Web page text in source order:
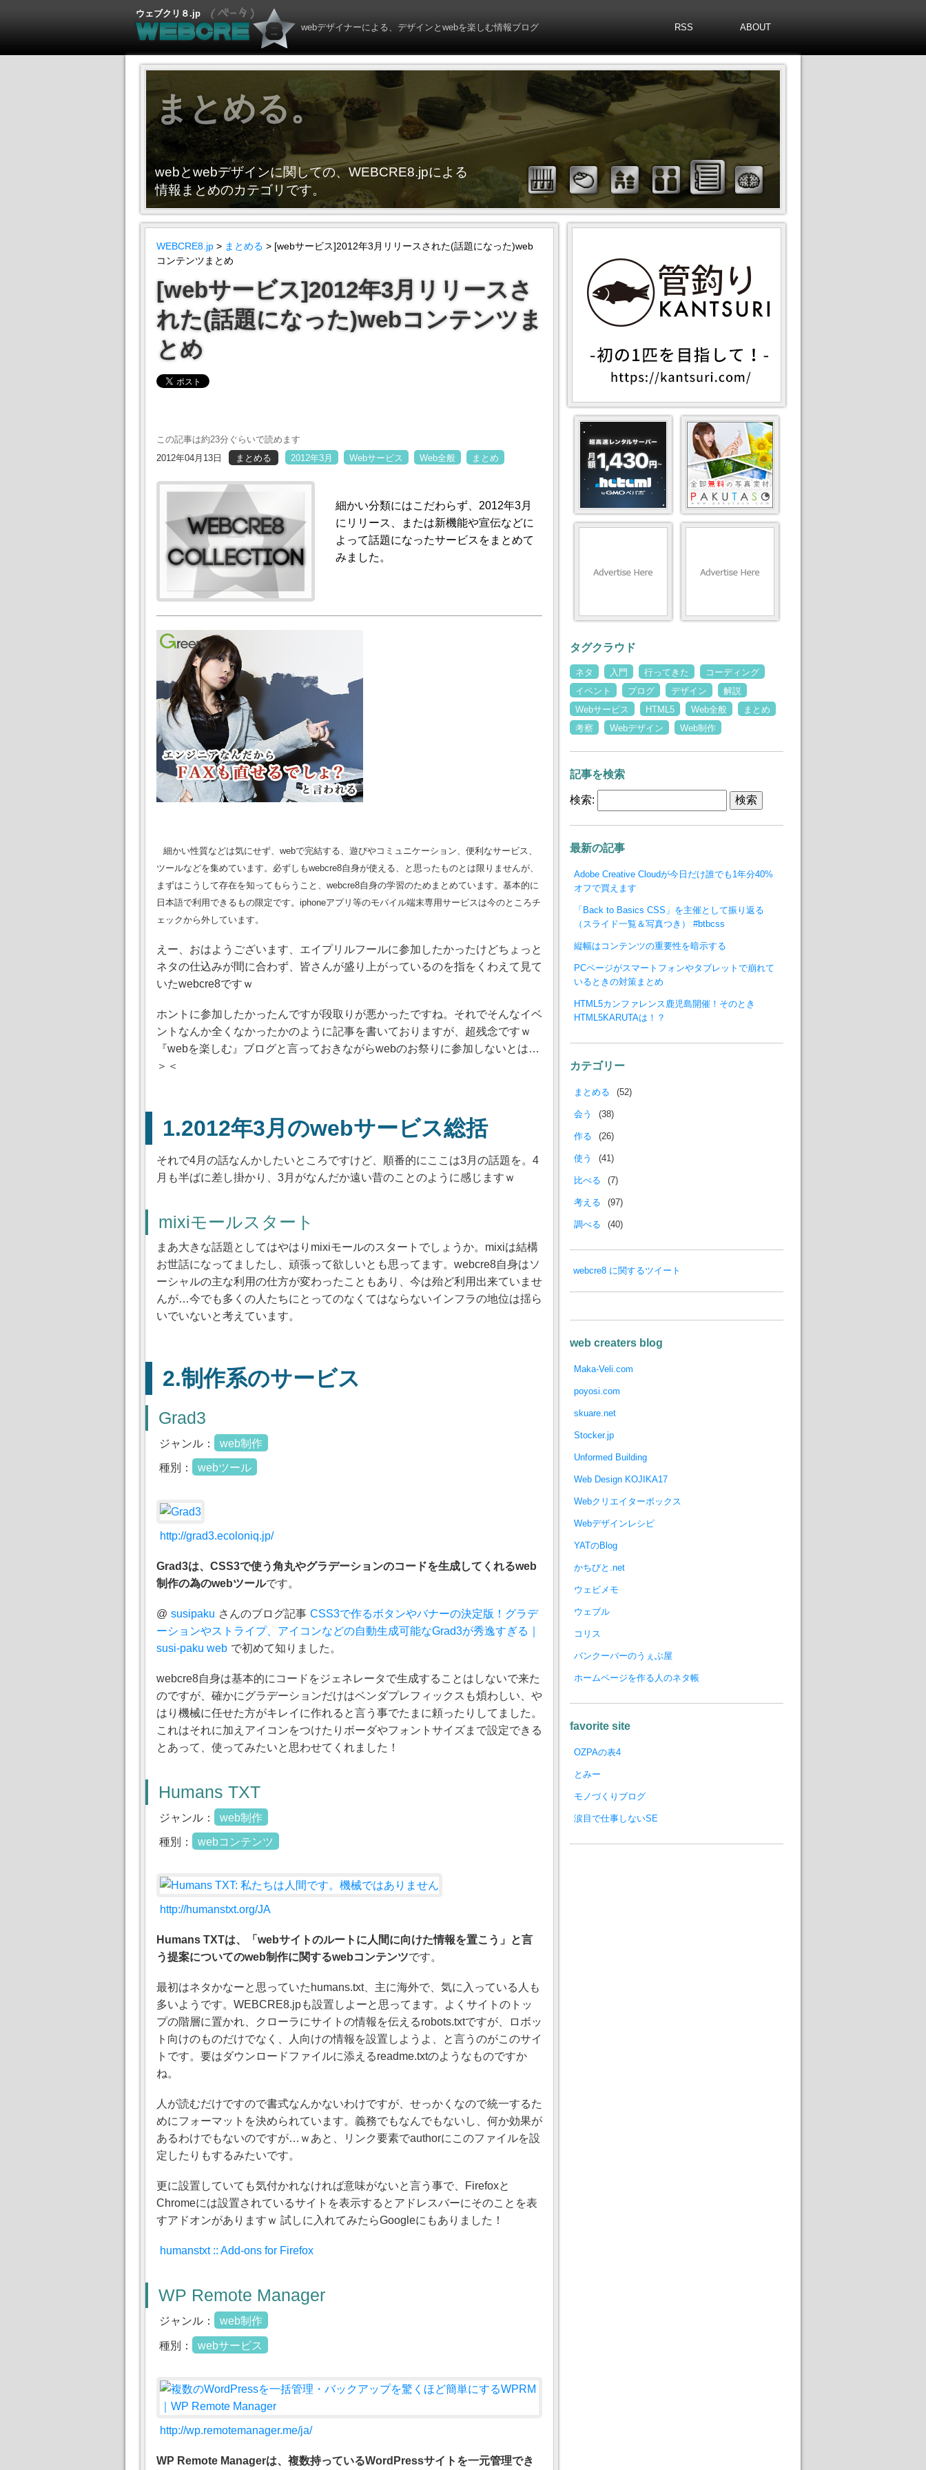
ウェブクリ８.jp
webデザイナーによる、デザインとwebを楽しむ情報ブログ RSS ABOUT
まとめる。
webとwebデザインに関しての、WEBCRE8.jpによる
情報まとめのカテゴリです。
WEBCRE8.jp > まとめる > [webサービス]2012年3月リリースされた(話題になった)web
コンテンツまとめ
[webサービス]2012年3月リリースさ
れた(話題になった)webコンテンツま
とめ
この記事は約23分ぐらいで読めます
2012年04月13日
まとめる 2012年3月 Webサービス Web全般 まとめ
細かい分類にはこだわらず、2012年3月
にリリース、または新機能や宣伝などに
よって話題になったサービスをまとめて
みました。
細かい性質などは気にせず、webで完結する、遊びやコミュニケーション、便利なサービス、
ツールなどを集めています。必ずしもwebcre8自身が使える、と思ったものとは限りませんが、
まずはこうして存在を知ってもらうこと、webcre8自身の学習のためまとめています。基本的に
日本語で利用できるもの限定です。iphoneアプリ等のモバイル端末専用サービスは今のところチ
ェックから外しています。
えー、おはようございます、エイプリルフールに参加したかったけどちょっと
ネタの仕込みが間に合わず、皆さんが盛り上がっているのを指をくわえて見て
いたwebcre8ですｗ
ホントに参加したかったんですが段取りが悪かったですね。それでそんなイベ
ントなんか全くなかったかのように記事を書いておりますが、超残念ですｗ
webを楽しむ
ブログと言っておきながらwebのお祭りに参加しないとは…
＞＜
2012年3月のwebサービス総括
それで4月の話なんかしたいところですけど、順番的にここは3月の話題を。4
月も半ばに差し掛かり、3月がなんだか遠い昔のことのように感じますｗ
mixiモールスタート
まあ大きな話題としてはやはりmixiモールのスタートでしょうか。mixiは結構
お世話になってましたし、頑張って欲しいとも思ってます。webcre8自身はソ
ーシャルの主な利用の仕方が変わったこともあり、今は殆ど利用出来ていませ
んが…今でも多くの人たちにとってのなくてはならないインフラの地位は揺ら
いでいないと考えています。
制作系のサービス
Grad3
ジャンル： web制作
種別： webツール
http://grad3.ecoloniq.jp/
Grad3は、CSS3で使う角丸やグラデーションのコードを生成してくれるweb
制作の為のwebツールです。
@ susipaku さんのブログ記事 CSS3で作るボタンやバナーの決定版！グラデ
ーションやストライプ、アイコンなどの自動生成可能なGrad3が秀逸すぎる｜
susi-paku web で初めて知りました。
webcre8自身は基本的にコードをジェネレータで生成することはしないで来た
のですが、確かにグラデーションだけはベンダプレフィックスも煩わしい、や
はり機械に任せた方がキレイに作れると言う事でたまに頼ったりしてました。
これはそれに加えアイコンをつけたりボーダやフォントサイズまで設定できる
とあって、使ってみたいと思わせてくれました！
Humans TXT
ジャンル： web制作
種別： webコンテンツ
http://humanstxt.org/JA
Humans TXTは、「webサイトのルートに人間に向けた情報を置こう」と言
う提案についてのweb制作に関するwebコンテンツです。
最初はネタかなーと思っていたhumans.txt、主に海外で、気に入っている人も
多いようです。WEBCRE8.jpも設置しよーと思ってます。よくサイトのトッ
プの階層に置かれ、クローラにサイトの情報を伝えるrobots.txtですが、ロボッ
ト向けのものだけでなく、人向けの情報を設置しようよ、と言うのがこのサイ
トです。要はダウンロードファイルに添えるreadme.txtのようなものですか
ね。
人が読むだけですので書式なんかないわけですが、せっかくなので統一するた
めにフォーマットを決められています。義務でもなんでもないし、何か効果が
あるわけでもないのですが…ｗあと、リンク要素でauthorにこのファイルを設
定したりもするみたいです。
更に設置していても気付かれなければ意味がないと言う事で、Firefoxと
Chromeには設置されているサイトを表示するとアドレスバーにそのことを表
すアドオンがありますｗ 試しに入れてみたらGoogleにもありました！
humanstxt :: Add-ons for Firefox
WP Remote Manager
ジャンル： web制作
種別： webサービス
http://wp.remotemanager.me/ja/
WP Remote Managerは、複数持っているWordPressサイトを一元管理でき
タグクラウド
ネタ 入門 行ってきた
コーディング
イベント
ブログ デザイン
解説
Webサービス
HTML5 Web全般
まとめ
考察
Webデザイン Web制作
記事を検索
検索:
最新の記事
Adobe Creative Cloudが今日だけ誰でも1年分40%
オフで買えます
「Back to Basics CSS」を主催として振り返る
（スライド一覧＆写真つき） #btbcss
縦幅はコンテンツの重要性を暗示する
PCページがスマートフォンやタブレットで崩れて
いるときの対策まとめ
HTML5カンファレンス鹿児島開催！そのとき
HTML5KARUTAは！？
カテゴリー
まとめる (52)
会う (38)
作る (26)
使う (41)
比べる (7)
考える (97)
調べる (40)
webcre8 に関するツイート
web creaters blog
Maka-Veli.com
poyosi.com
skuare.net
Stocker.jp
Unformed Building
Web Design KOJIKA17
Webクリエイターボックス
Webデザインレシピ
YATのBlog
かちびと.net
ウェビメモ
ウェブル
コリス
バンクーバーのうぇぶ屋
ホームページを作る人のネタ帳
favorite site
OZPAの表4
とみー
モノづくりブログ
涙目で仕事しないSE